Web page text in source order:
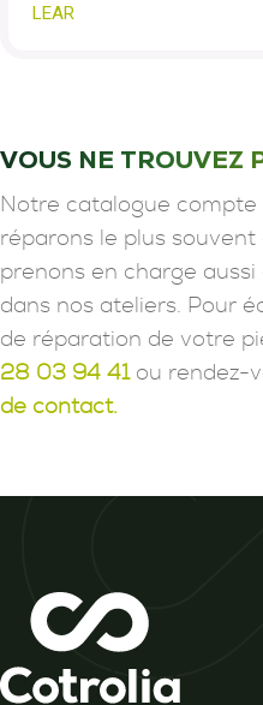
LEAR
VOUS NE TROUVEZ
Notre catalogue
réparons le plus souvent
prenons en charge
dans nos ateliers. Pour
de réparation de votre
28 03 94 41ou rendez-
de contact.